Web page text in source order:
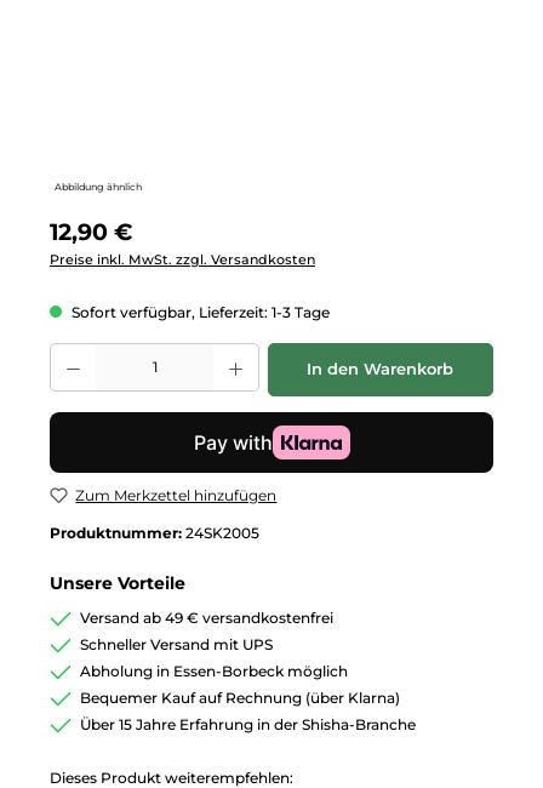
Abbildung ähnlich
Regulärer Preis:
12,90 €
Preise inkl. MwSt. zzgl. Versandkosten
Sofort verfügbar, Lieferzeit: 1-3 Tage
Produkt Anzahl: Gib den gewünschten Wert ein oder benutze die
In den Warenkorb
Zum Merkzettel hinzufügen
Produktnummer: 24SK2005
Unsere Vorteile
Versand ab 49 € versandkostenfrei
Schneller Versand mit UPS
Abholung in Essen-Borbeck möglich
Bequemer Kauf auf Rechnung (über Klarna)
Über 15 Jahre Erfahrung in der Shisha-Branche
Dieses Produkt weiterempfehlen: